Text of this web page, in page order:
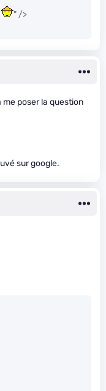
" />
me poser la question
sur google.